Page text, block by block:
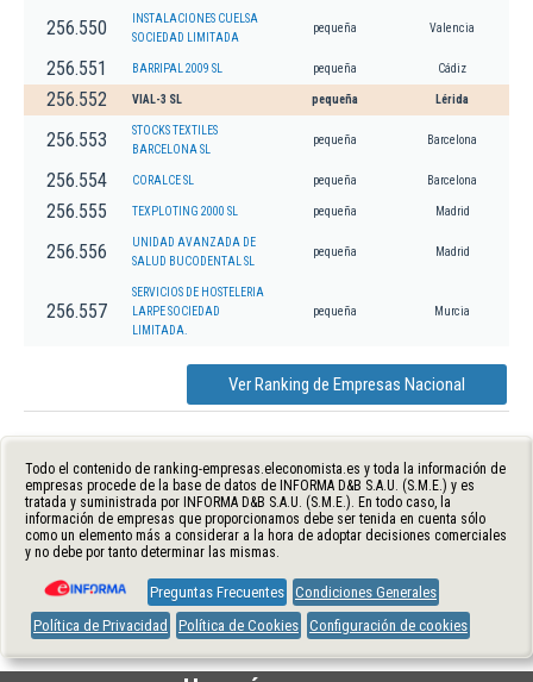
256.550
INSTALACIONES CUELSA
SOCIEDAD LIMITADA
pequeña Valencia
256.551 BARRIPAL 2009 SL pequeña Cádiz
256.552 VIAL-3 SL pequeña Lérida
256.553
STOCKS TEXTILES
BARCELONA SL
pequeña Barcelona
256.554 CORALCE SL pequeña Barcelona
256.555 TEXPLOTING 2000 SL pequeña Madrid
256.556
UNIDAD AVANZADA DE
SALUD BUCODENTAL SL
pequeña Madrid
256.557
SERVICIOS DE HOSTELERIA
LARPE SOCIEDAD
LIMITADA.
pequeña Murcia
Ver Ranking de Empresas Nacional
Todo el contenido de ranking-empresas.eleconomista.es y toda la información de
empresas procede de la base de datos de INFORMA D&B S.A.U. (S.M.E.) y es
tratada y suministrada por INFORMA D&B S.A.U. (S.M.E.). En todo caso, la
información de empresas que proporcionamos debe ser tenida en cuenta sólo
como un elemento más a considerar a la hora de adoptar decisiones comerciales
y no debe por tanto determinar las mismas.
Preguntas Frecuentes Condiciones Generales
Política de Privacidad
Política de Cookies Configuración de cookies